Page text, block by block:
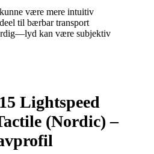
være mere intuitiv
til bærbar transport
kan være subjektiv
Lightspeed
(Nordic) –